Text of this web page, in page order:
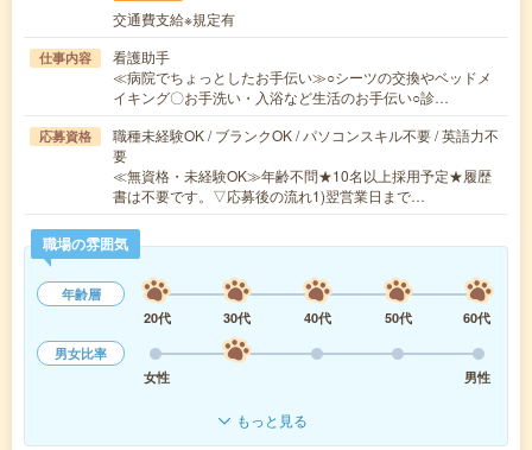
交通費支給※規定有
仕事内容
看護助手
≪病院でちょっとしたお手伝い≫○シーツの交換やベッドメ
イキング〇お手洗い・入浴など生活のお手伝い○診…
応募資格
職種未経験OK / ブランクOK / パソコンスキル不要 / 英語力不
要
≪無資格・未経験OK≫年齢不問★10名以上採用予定★履歴
書は不要です。▽応募後の流れ1)翌営業日まで…
職場の雰囲気
年齢層
20代
30代 40代 50代
60代
男女比率
女性
男性
もっと見る